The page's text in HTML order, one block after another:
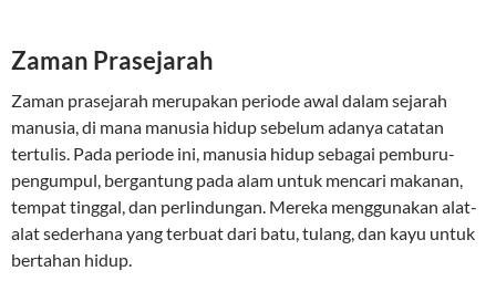
Zaman Prasejarah
Zaman prasejarah merupakan periode awal dalam sejarah
manusia, di mana manusia hidup sebelum adanya catatan
tertulis. Pada periode ini, manusia hidup sebagai pemburu-
pengumpul, bergantung pada alam untuk mencari makanan,
tempat tinggal, dan perlindungan. Mereka menggunakan alat-
alat sederhana yang terbuat dari batu, tulang, dan kayu untuk
bertahan hidup.